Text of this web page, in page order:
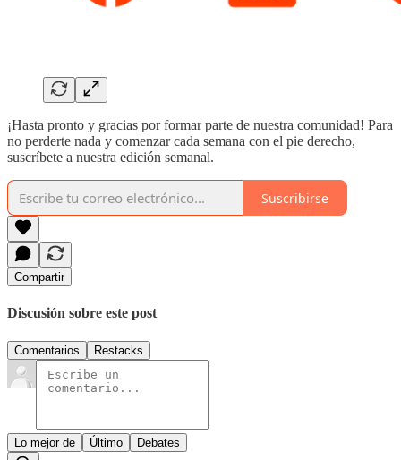
¡Hasta pronto y gracias por formar parte de nuestra comunidad! Para
no perderte nada y comenzar cada semana con el pie derecho,
suscríbete a nuestra edición semanal.
Suscribirse
Compartir
Discusión sobre este post
Comentarios Restacks
Lo mejor de Último Debates